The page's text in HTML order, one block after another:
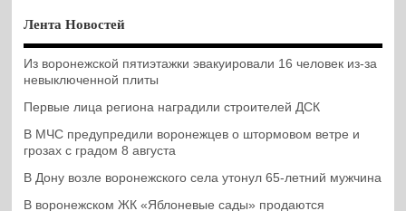
Лента Новостей
Из воронежской пятиэтажки эвакуировали 16 человек из-за
невыключенной плиты
Первые лица региона наградили строителей ДСК
В МЧС предупредили воронежцев о штормовом ветре и
грозах с градом 8 августа
В Дону возле воронежского села утонул 65-летний мужчина
В воронежском ЖК «Яблоневые сады» продаются